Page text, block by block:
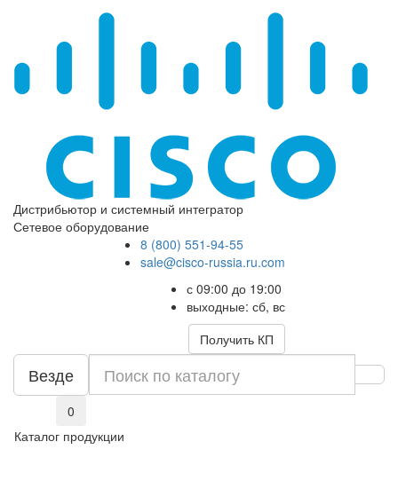
Дистрибьютор и системный интегратор
Сетевое оборудование
8 (800) 551-94-55
sale@cisco-russia.ru.com
с 09:00 до 19:00
выходные: сб, вс
Получить КП
Везде
0
Каталог продукции